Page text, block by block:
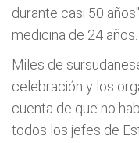
durante casi 50
medicina de 24 años.
Miles de
celebración y los
cuenta de que no
todos los jefes de